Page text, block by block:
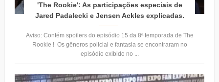
'The Rookie': As participações especiais de
Jared Padalecki e Jensen Ackles explicadas.
Aviso: Contém spoilers do episódio 15 da 8ª temporada de The
Rookie ! Os gêneros policial e fantasia se encontraram no
episódio exibido no ...